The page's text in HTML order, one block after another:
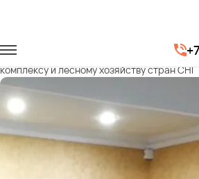
Транспорт на
XVIII Межправительственный совет по
комплексу и лесному хозяйству стран СНГ